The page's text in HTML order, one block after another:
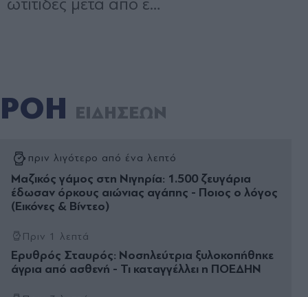
ΡΟΗ ΕΙΔΗΣΕΩΝ
πριν λιγότερο από ένα λεπτό
Μαζικός γάμος στη Νιγηρία: 1.500 ζευγάρια
έδωσαν όρκους αιώνιας αγάπης - Ποιος ο λόγος
(Εικόνες & Βίντεο)
Πριν 1 λεπτά
Ερυθρός Σταυρός: Νοσηλεύτρια ξυλοκοπήθηκε
άγρια από ασθενή - Τι καταγγέλλει η ΠΟΕΔΗΝ